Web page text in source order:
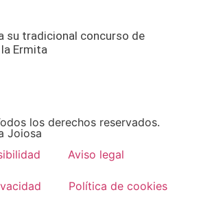
su tradicional concurso de
Ermita
los derechos reservados.
Joiosa
Aviso legal
Política de cookies